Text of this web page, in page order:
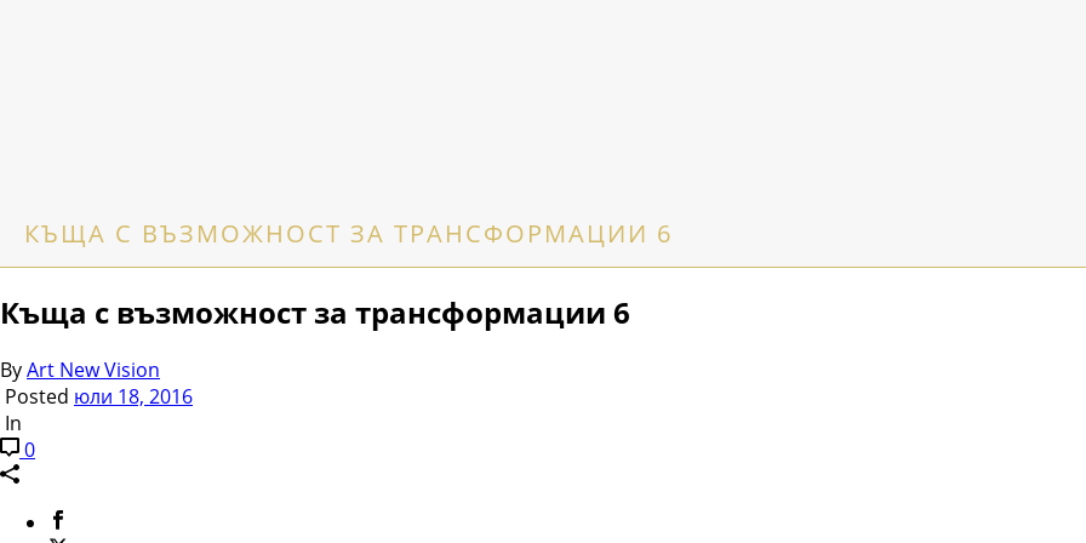
КЪЩА С ВЪЗМОЖНОСТ ЗА ТРАНСФОРМАЦИИ 6
Къща с възможност за трансформации 6
ByArt New Vision
Posted юли 18, 2016
In
0